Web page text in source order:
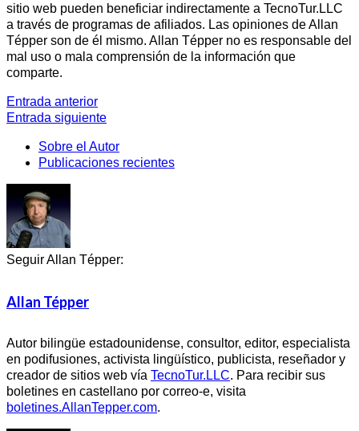
sitio web pueden beneficiar indirectamente a TecnoTur.LLC
a través de programas de afiliados. Las opiniones de Allan
Tépper son de él mismo. Allan Tépper no es responsable del
mal uso o mala comprensión de la información que
comparte.
Entrada anterior
Entrada siguiente
Sobre el Autor
Publicaciones recientes
Seguir Allan Tépper:
Allan Tépper
Autor bilingüe estadounidense, consultor, editor, especialista
en podifusiones, activista lingüístico, publicista, reseñador y
creador de sitios web vía TecnoTur.LLC. Para recibir sus
boletines en castellano por correo-e, visita
boletines.AllanTepper.com.